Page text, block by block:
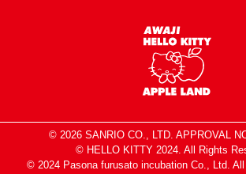
© 2026 SANRIO CO., LTD. APPROVAL
© HELLO KITTY 2024. All Rights
© 2024 Pasona furusato incubation Co., Ltd. All